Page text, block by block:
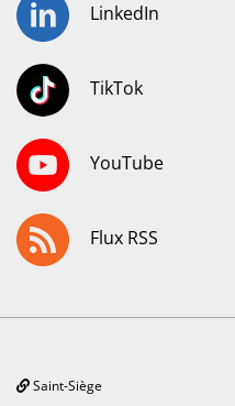
LinkedIn
TikTok
YouTube
Flux RSS
Saint-Siège